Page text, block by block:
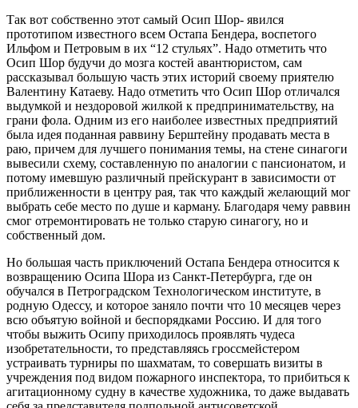
Так вот собственно этот самый Осип Шор- явился
прототипом известного всем Остапа Бендера, воспетого
Ильфом и Петровым в их “12 стульях”. Надо отметить что
Осип Шор будучи до мозга костей авантюристом, сам
рассказывал большую часть этих историй своему приятелю
Валентину Катаеву. Надо отметить что Осип Шор отличался
выдумкой и нездоровой жилкой к предпринимательству, на
грани фола. Одним из его наиболее известных предприятий
была идея поданная раввину Берштейну продавать места в
раю, причем для лучшего понимания темы, на стене синагоги
вывесили схему, составленную по аналогии с пансионатом, и
потому имевшую различный прейскурант в зависимости от
приближенности в центру рая, так что каждый желающий мог
выбрать себе место по душе и карману. Благодаря чему раввин
смог отремонтировать не только старую синагогу, но и
собственный дом.
Но большая часть приключений Остапа Бендера относится к
возвращению Осипа Шора из Санкт-Петербурга, где он
обучался в Петроградском Технологическом институте, в
родную Одессу, и которое заняло почти что 10 месяцев через
всю объятую войной и беспорядками Россию. И для того
чтобы выжить Осипу приходилось проявлять чудеса
изобретательности, то представляясь гроссмейстером
устраивать турниры по шахматам, то совершать визиты в
учреждения под видом пожарного инспектора, то прибиться к
агитационному судну в качестве художника, то даже выдавать